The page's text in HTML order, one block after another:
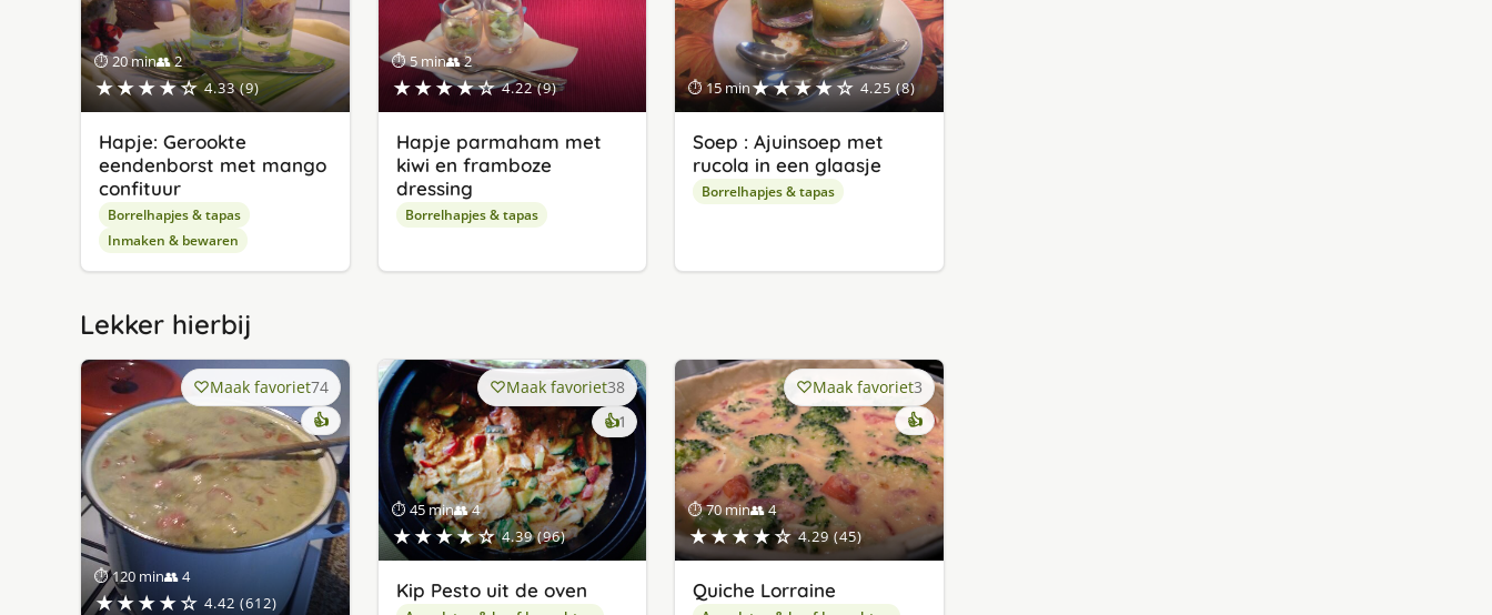
⏱ 20 min👥 2
★★★★☆ 4.33 (9)
Hapje: Gerookte
eendenborst met mango
confituur
Borrelhapjes & tapas
Inmaken & bewaren
⏱ 5 min👥 2
★★★★☆ 4.22 (9)
Hapje parmaham met
kiwi en framboze
dressing
Borrelhapjes & tapas
⏱ 15 min★★★★☆ 4.25 (8)
Soep : Ajuinsoep met
rucola in een glaasje
Borrelhapjes & tapas
Lekker hierbij
⏱ 120 min👥 4
★★★★☆ 4.42 (612)
Maak favoriet74
👍
⏱ 45 min👥 4
★★★★☆ 4.39 (96)
Maak favoriet38
👍1 keer
lekker
gevonden
Kip Pesto uit de oven
⏱ 70 min👥 4
★★★★☆ 4.29 (45)
Maak favoriet3
👍
Quiche Lorraine